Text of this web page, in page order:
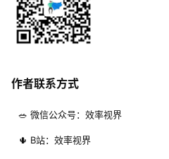
作者联系方式
🥗 微信公众号：效率视界
🌵 B站：效率视界